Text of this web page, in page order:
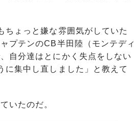
ちょっと嫌な雰囲気がしていた
プテンのCB半田陸（モンテディ
自分達はとにかく失点をしない
に集中し直しました」と教えて
いたのだ。